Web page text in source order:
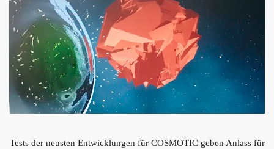
Tests der neusten Entwicklungen für COSMOTIC geben Anlass für